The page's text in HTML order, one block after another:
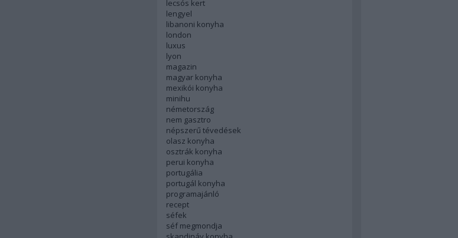
lecsós kert
lengyel
libanoni konyha
london
luxus
lyon
magazin
magyar konyha
mexikói konyha
minihu
németország
nem gasztro
népszerű tévedések
olasz konyha
osztrák konyha
perui konyha
portugália
portugál konyha
programajánló
recept
séfek
séf megmondja